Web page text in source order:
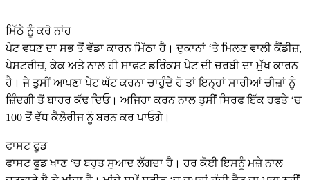
ਮਿੱਠੇ ਨੂੰ ਕਰੋ ਨਾਂਹ
ਪੇਟ ਵਧਣ ਦਾ ਸਭ ਤੋਂ ਵੱਡਾ ਕਾਰਨ ਮਿੱਠਾ ਹੈ। ਦੁਕਾਨਾਂ ‘ਤੇ ਮਿਲਣ ਵਾਲੀ ਕੈਂਡੀਜ਼,
ਪੇਸਟਰੀਜ਼, ਕੇਕ ਅਤੇ ਨਾਲ ਹੀ ਸਾਫਟ ਡਰਿੰਕਸ ਪੇਟ ਦੀ ਚਰਬੀ ਦਾ ਮੁੱਖ ਕਾਰਨ
ਹੈ। ਜੇ ਤੁਸੀਂ ਆਪਣਾ ਪੇਟ ਘੱਟ ਕਰਨਾ ਚਾਹੁੰਦੇ ਹੋ ਤਾਂ ਇਨ੍ਹਾਂ ਸਾਰੀਆਂ ਚੀਜ਼ਾਂ ਨੂੰ
ਜ਼ਿੰਦਗੀ ਤੋਂ ਬਾਹਰ ਕੱਢ ਦਿਓ। ਅਜਿਹਾ ਕਰਨ ਨਾਲ ਤੁਸੀਂ ਸਿਰਫ ਇੱਕ ਹਫਤੇ ‘ਚ
100 ਤੋਂ ਵੱਧ ਕੈਲੋਰੀਜ ਨੂੰ ਬਰਨ ਕਰ ਪਾਓਗੇ।
ਫਾਸਟ ਫੂਡ
ਫਾਸਟ ਫੂਡ ਖਾਣ ‘ਚ ਬਹੁਤ ਸੁਆਦ ਲੱਗਦਾ ਹੈ। ਹਰ ਕੋਈ ਇਸਨੂੰ ਮਜ਼ੇ ਨਾਲ